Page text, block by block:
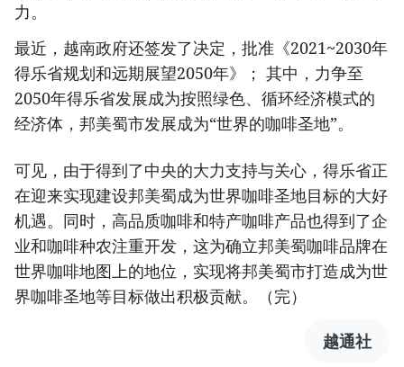
力。
最近，越南政府还签发了决定，批准《2021~2030年
得乐省规划和远期展望2050年》； 其中，力争至
2050年得乐省发展成为按照绿色、循环经济模式的
经济体，邦美蜀市发展成为“世界的咖啡圣地”。
可见，由于得到了中央的大力支持与关心，得乐省正
在迎来实现建设邦美蜀成为世界咖啡圣地目标的大好
机遇。同时，高品质咖啡和特产咖啡产品也得到了企
业和咖啡种农注重开发，这为确立邦美蜀咖啡品牌在
世界咖啡地图上的地位，实现将邦美蜀市打造成为世
界咖啡圣地等目标做出积极贡献。（完）
越通社